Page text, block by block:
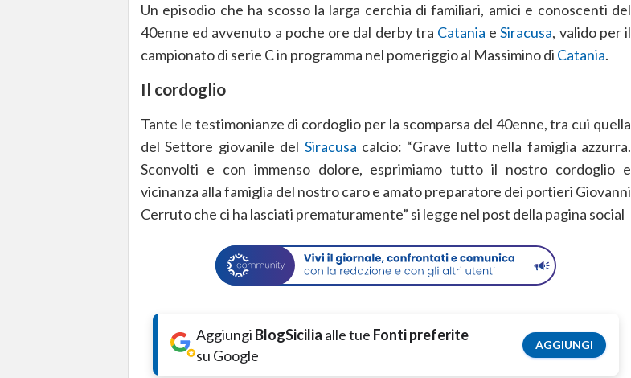
Un episodio che ha scosso la larga cerchia di familiari, amici e conoscenti del
40enne ed avvenuto a poche ore dal derby tra Catania eSiracusa, valido per il
campionato di serie C in programma nel pomeriggio al Massimino di Catania.
Il cordoglio
Tante le testimonianze di cordoglio per la scomparsa del 40enne, tra cui quella
del Settore giovanile del Siracusa calcio: “Grave lutto nella famiglia azzurra.
Sconvolti e con immenso dolore, esprimiamo tutto il nostro cordoglio e
vicinanza alla famiglia del nostro caro e amato preparatore dei portieri Giovanni
Cerruto che ci ha lasciati prematuramente” si legge nel post della pagina social
Aggiungi BlogSicilia alle tue Fonti preferite
su Google
AGGIUNGI